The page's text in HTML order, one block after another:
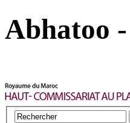
Abhatoo